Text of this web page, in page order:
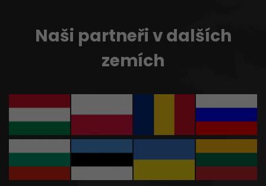
Naši partneři v dalších
zemích